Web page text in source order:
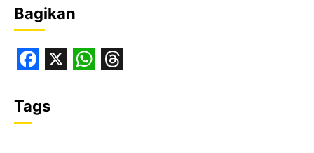
Bagikan
a
c
Tags